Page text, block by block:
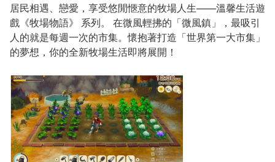
居民相遇、戀愛，享受悠閒愜意的牧場人生——溫馨生活遊
戲《牧場物語》 系列。 在微風輕拂的「微風鎮」，最吸引
人的就是每週一次的市集。懷抱著打造「世界第一大市集」
的夢想，你的全新牧場生活即將展開！